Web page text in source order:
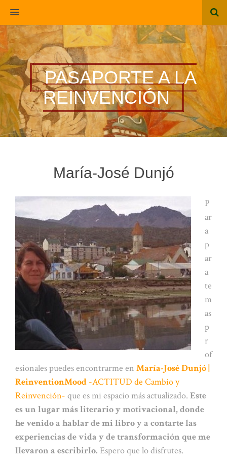
MENU
PASAPORTE A LA
REINVENCIÓN
María-José Dunjó
P
ar
a
p
ar
a
te
m
as
p
r
of
esionales puedes encontrarme en María-José Dunjó |
ReinventionMood -ACTITUD de Cambio y
Reinvención- que es mi espacio más actualizado. Este
es un lugar más literario y motivacional, donde
he venido a hablar de mi libro y a contarte las
experiencias de vida y de transformación que me
llevaron a escribirlo. Espero que lo disfrutes.